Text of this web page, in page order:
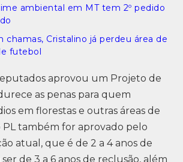
ambiental em MT tem 2º pedido
chamas, Cristalino já perdeu área de
futebol
aprovou um Projeto de
as penas para quem
em florestas e outras áreas de
PL também for aprovado pelo
atual, que é de 2 a 4 anos de
ser de 3 a 6 anos de reclusão, além